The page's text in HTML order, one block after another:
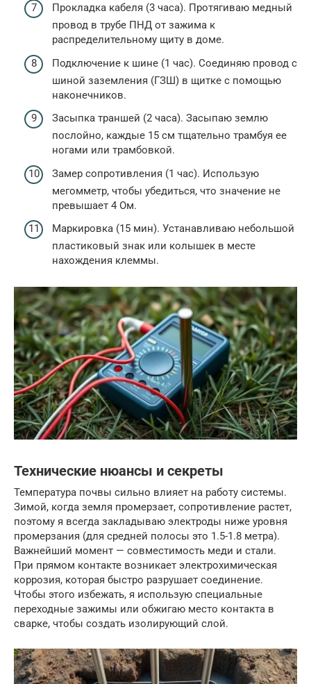
Прокладка кабеля (3 часа). Протягиваю медный
провод в трубе ПНД от зажима к
распределительному щиту в доме.
Подключение к шине (1 час). Соединяю провод с
шиной заземления (ГЗШ) в щитке с помощью
наконечников.
Засыпка траншей (2 часа). Засыпаю землю
послойно, каждые 15 см тщательно трамбуя ее
ногами или трамбовкой.
Замер сопротивления (1 час). Использую
мегомметр, чтобы убедиться, что значение не
превышает 4 Ом.
Маркировка (15 мин). Устанавливаю небольшой
пластиковый знак или колышек в месте
нахождения клеммы.
Технические нюансы и секреты
Температура почвы сильно влияет на работу системы.
Зимой, когда земля промерзает, сопротивление растет,
поэтому я всегда закладываю электроды ниже уровня
промерзания (для средней полосы это 1.5-1.8 метра).
Важнейший момент — совместимость меди и стали.
При прямом контакте возникает электрохимическая
коррозия, которая быстро разрушает соединение.
Чтобы этого избежать, я использую специальные
переходные зажимы или обжигаю место контакта в
сварке, чтобы создать изолирующий слой.